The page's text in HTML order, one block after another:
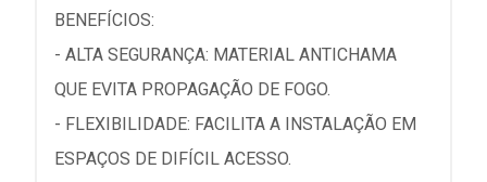
BENEFÍCIOS:
- ALTA SEGURANÇA: MATERIAL ANTICHAMA
QUE EVITA PROPAGAÇÃO DE FOGO.
- FLEXIBILIDADE: FACILITA A INSTALAÇÃO EM
ESPAÇOS DE DIFÍCIL ACESSO.